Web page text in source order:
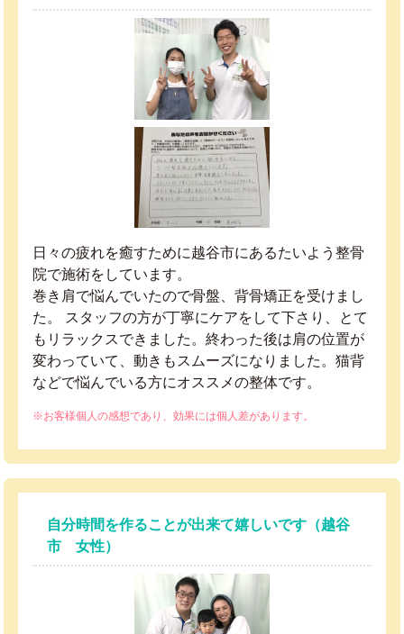
日々の疲れを癒すために越谷市にあるたいよう整骨
院で施術をしています。
巻き肩で悩んでいたので骨盤、背骨矯正を受けまし
た。 スタッフの方が丁寧にケアをして下さり、とて
もリラックスできました。終わった後は肩の位置が
変わっていて、動きもスムーズになりました。猫背
などで悩んでいる方にオススメの整体です。
※お客様個人の感想であり、効果には個人差があります。
自分時間を作ることが出来て嬉しいです（越谷
市 女性）